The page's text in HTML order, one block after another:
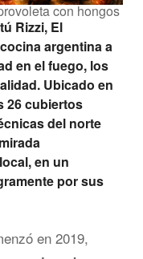
con hongos
Rizzi, El
argentina a
en el fuego, los
Ubicado en
26 cubiertos
del norte
en un
por sus
en 2019,